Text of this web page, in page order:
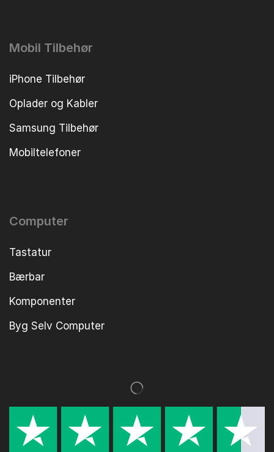
Mobil Tilbehør
iPhone Tilbehør
Oplader og Kabler
Samsung Tilbehør
Mobiltelefoner
Computer
Tastatur
Bærbar
Komponenter
Byg Selv Computer